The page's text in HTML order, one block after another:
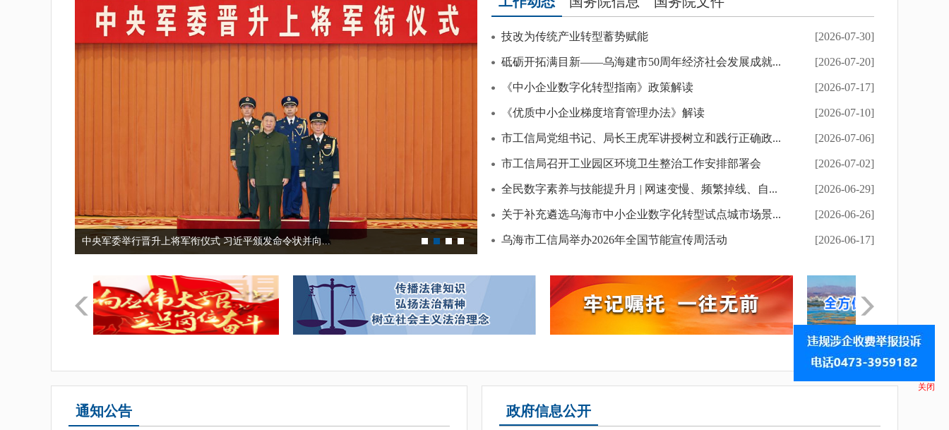
中央军委举行晋升上将军衔仪式 习近平颁发命令状并向... 习近平在山东德州考察时强调 以扎实举措推进农业农村...
[2026-07-30]
技改为传统产业转型蓄势赋能
[2026-07-20]
砥砺开拓满目新——乌海建市50周年经济社会发展成就...
[2026-07-17]
《中小企业数字化转型指南》政策解读
[2026-07-10]
《优质中小企业梯度培育管理办法》解读
[2026-07-06]
市工信局党组书记、局长王虎军讲授树立和践行正确政...
[2026-07-02]
市工信局召开工业园区环境卫生整治工作安排部署会
[2026-06-29]
全民数字素养与技能提升月 | 网速变慢、频繁掉线、自...
[2026-06-26]
关于补充遴选乌海市中小企业数字化转型试点城市场景...
[2026-06-17]
乌海市工信局举办2026年全国节能宣传周活动
关闭
通知公告 政府信息公开